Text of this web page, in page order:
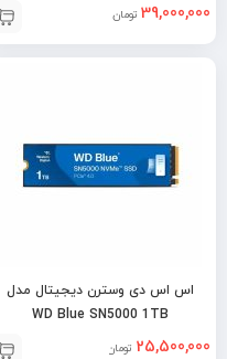
39,000,000 تومان
اس اس دی وسترن دیجیتال مدل
WD Blue SN5000 1TB
25,500,000 تومان